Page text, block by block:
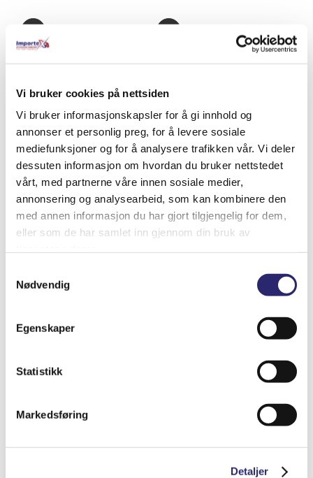
Vi bruker cookies på nettsiden
Vi bruker informasjonskapsler for å gi innhold og
annonser et personlig preg, for å levere sosiale
mediefunksjoner og for å analysere trafikken vår. Vi deler
dessuten informasjon om hvordan du bruker nettstedet
vårt, med partnerne våre innen sosiale medier,
annonsering og analysearbeid, som kan kombinere den
med annen informasjon du har gjort tilgjengelig for dem,
eller som de har samlet inn gjennom din bruk av
Nødvendig
Egenskaper
Statistikk
Markedsføring
Detaljer
Relaterte produkter
STARTER 9T 2.4KW
Legg i handlekurv
Detaljer